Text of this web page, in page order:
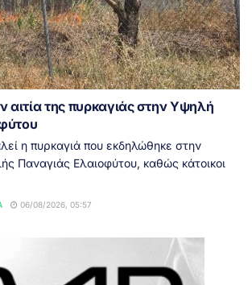
αιτία της πυρκαγιάς στην Υψηλή
η πυρκαγιά που εκδηλώθηκε στην
Παναγιάς Ελαιοφύτου, καθώς κάτοικοι
06/08/2026, 05:57